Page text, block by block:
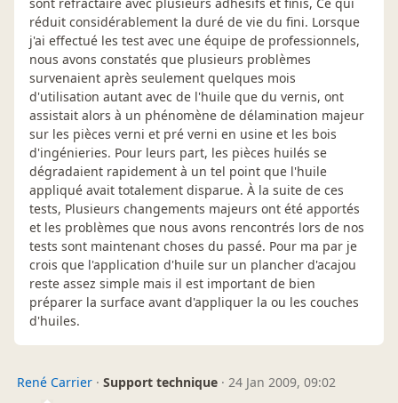
réduit considérablement la duré de vie du fini. Lorsque
j'ai effectué les test avec une équipe de professionnels,
nous avons constatés que plusieurs problèmes
survenaient après seulement quelques mois
d'utilisation autant avec de l'huile que du vernis, ont
assistait alors à un phénomène de délamination majeur
sur les pièces verni et pré verni en usine et les bois
d'ingénieries. Pour leurs part, les pièces huilés se
dégradaient rapidement à un tel point que l'huile
appliqué avait totalement disparue. À la suite de ces
tests, Plusieurs changements majeurs ont été apportés
et les problèmes que nous avons rencontrés lors de nos
tests sont maintenant choses du passé. Pour ma par je
crois que l'application d'huile sur un plancher d'acajou
reste assez simple mais il est important de bien
préparer la surface avant d'appliquer la ou les couches
d'huiles.
René Carrier · Support technique · 24 Jan 2009, 09:02